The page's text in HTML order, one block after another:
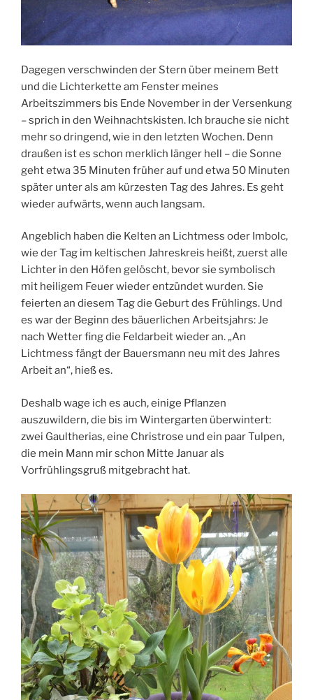
Dagegen verschwinden der Stern über meinem Bett
und die Lichterkette am Fenster meines
Arbeitszimmers bis Ende November in der Versenkung
– sprich in den Weihnachtskisten. Ich brauche sie nicht
mehr so dringend, wie in den letzten Wochen. Denn
draußen ist es schon merklich länger hell – die Sonne
geht etwa 35 Minuten früher auf und etwa 50 Minuten
später unter als am kürzesten Tag des Jahres. Es geht
wieder aufwärts, wenn auch langsam.
Angeblich haben die Kelten an Lichtmess oder Imbolc,
wie der Tag im keltischen Jahreskreis heißt, zuerst alle
Lichter in den Höfen gelöscht, bevor sie symbolisch
mit heiligem Feuer wieder entzündet wurden. Sie
feierten an diesem Tag die Geburt des Frühlings. Und
es war der Beginn des bäuerlichen Arbeitsjahrs: Je
nach Wetter fing die Feldarbeit wieder an. „An
Lichtmess fängt der Bauersmann neu mit des Jahres
Arbeit an“, hieß es.
Deshalb wage ich es auch, einige Pflanzen
auszuwildern, die bis im Wintergarten überwintert:
zwei Gaultherias, eine Christrose und ein paar Tulpen,
die mein Mann mir schon Mitte Januar als
Vorfrühlingsgruß mitgebracht hat.